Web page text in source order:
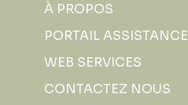
À PROPOS
PORTAIL ASSISTANCE
WEB SERVICES
CONTACTEZ NOUS